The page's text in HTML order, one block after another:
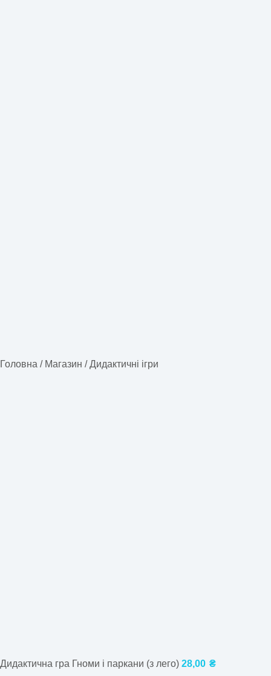
Головна / Магазин / Дидактичні ігри
Дидактична гра Гноми і паркани (з лего) 28,00 ₴